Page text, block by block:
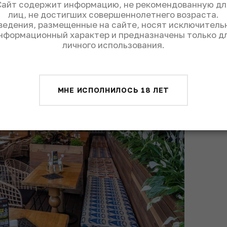
содержит информацию, не рекомендованную
лиц, не достигших совершеннолетнего возраста.
размещенные на сайте, носят
характер и предназначены только
личного использования.
МНЕ ИСПОЛНИЛОСЬ 18 ЛЕТ